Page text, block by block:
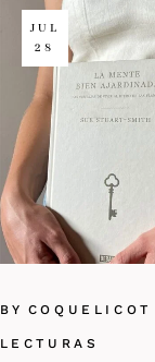
JUL
28
BY COQUELICOT
LECTURAS